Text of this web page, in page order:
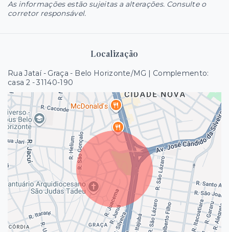
As informações estão sujeitas a alterações. Consulte o
corretor responsável.
Localização
Rua Jataí - Graça - Belo Horizonte/MG | Complemento:
casa 2 - 31140-190